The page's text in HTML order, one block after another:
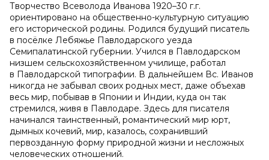
Творчество Всеволода Иванова 1920–30 г.г.
ориентировано на общественно-культурную ситуацию
его исторической родины. Родился будущий писатель
в посёлке Лебяжье Павлодарского уезда
Семипалатинской губернии. Учился в Павлодарском
низшем сельскохозяйственном училище, работал
в Павлодарской типографии. В дальнейшем Вс. Иванов
никогда не забывал своих родных мест, даже объехав
весь мир, побывав в Японии и Индии, куда он так
стремился, живя в Павлодаре. Здесь для писателя
начинался таинственный, романтический мир юрт,
дымных кочевий, мир, казалось, сохранивший
первозданную форму природной жизни и несложных
человеческих отношений.